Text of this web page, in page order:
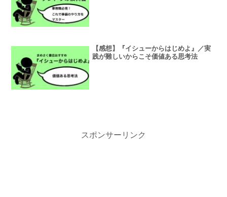
【感想】『イシューからはじめよ』／実
践が難しいからこそ価値ある思考法
スポンサーリンク